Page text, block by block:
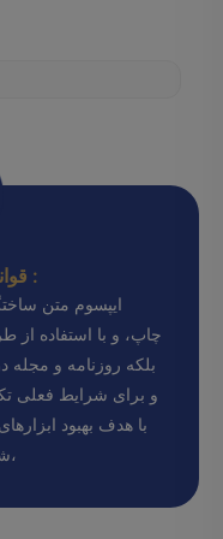
قوانین ورود و خروج :
ایپسوم متن
چاپ، و با استفاده از
بلکه روزنامه و
و برای شرایط فعلی
با هدف بهبود
شصت و سه درصد گذشته حال و آینده،